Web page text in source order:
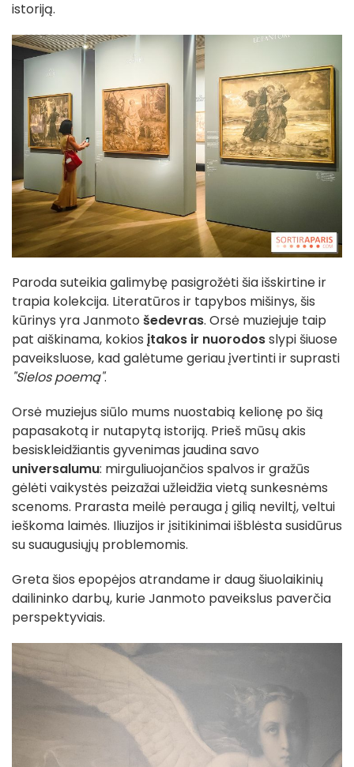
istoriją.
Paroda suteikia galimybę pasigrožėti šia išskirtine ir
trapia kolekcija. Literatūros ir tapybos mišinys, šis
kūrinys yra Janmoto šedevras. Orsė muziejuje taip
pat aiškinama, kokios įtakos ir nuorodosslypi šiuose
paveiksluose, kad galėtume geriau įvertinti ir suprasti
"Sielos poemą".
Orsė muziejus siūlo mums nuostabią kelionę po šią
papasakotą ir nutapytą istoriją. Prieš mūsų akis
besiskleidžiantis gyvenimas jaudina savo
universalumu: mirguliuojančios spalvos ir gražūs
gėlėti vaikystės peizažai užleidžia vietą sunkesnėms
scenoms. Prarasta meilė perauga į gilią neviltį, veltui
ieškoma laimės. Iliuzijos ir įsitikinimai išblėsta susidūrus
su suaugusiųjų problemomis.
Greta šios epopėjos atrandame ir daug šiuolaikinių
dailininko darbų, kurie Janmoto paveikslus paverčia
perspektyviais.